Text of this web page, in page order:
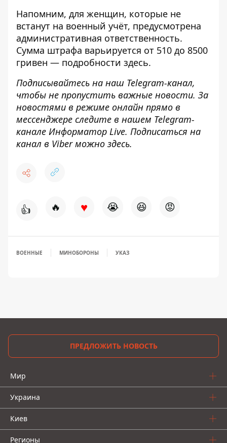
Напомним, для женщин, которые не
встанут на военный учёт, предусмотрена
административная ответственность.
Сумма штрафа варьируется от 510 до 8500
гривен — подробности здесь.
Подписывайтесь на наш Telegram-канал,
чтобы не пропустить важные новости. За
новостями в режиме онлайн прямо в
мессенджере следите в нашем Telegram-
канале Информатор Live. Подписаться на
канал в Viber можно здесь.
👍 🔥 ♥ 😭 😆 😡
ВОЕННЫЕ МИНОБОРОНЫ УКАЗ
ПРЕДЛОЖИТЬ НОВОСТЬ
Мир
Украина
Киев
Регионы